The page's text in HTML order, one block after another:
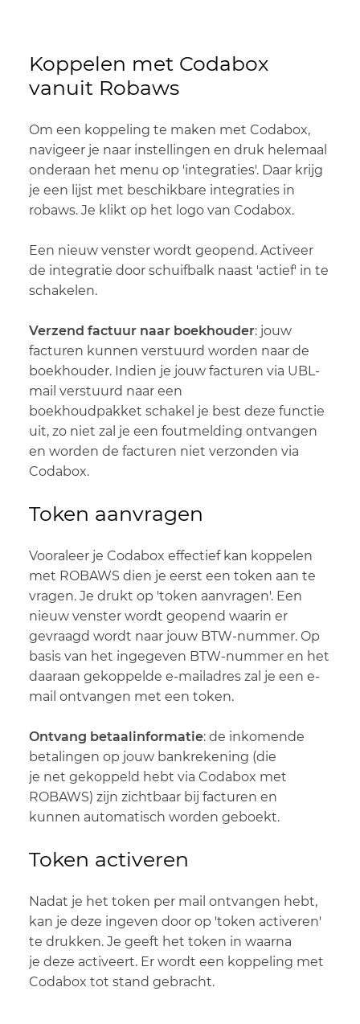
Koppelen met Codabox
vanuit Robaws
Om een koppeling te maken met Codabox,
navigeer je naar instellingen en druk helemaal
onderaan het menu op 'integraties'. Daar krijg
je een lijst met beschikbare integraties in
robaws. Je klikt op het logo van Codabox.
Een nieuw venster wordt geopend. Activeer
de integratie door schuifbalk naast 'actief' in te
schakelen.
Verzend factuur naar boekhouder: jouw
facturen kunnen verstuurd worden naar de
boekhouder. Indien je jouw facturen via UBL-
mail verstuurd naar een
boekhoudpakket schakel je best deze functie
uit, zo niet zal je een foutmelding ontvangen
en worden de facturen niet verzonden via
Codabox.
Token aanvragen
Vooraleer je Codabox effectief kan koppelen
met ROBAWS dien je eerst een token aan te
vragen. Je drukt op 'token aanvragen'. Een
nieuw venster wordt geopend waarin er
gevraagd wordt naar jouw BTW-nummer. Op
basis van het ingegeven BTW-nummer en het
daaraan gekoppelde e-mailadres zal je een e-
mail ontvangen met een token.
​Ontvang betaalinformatie: de inkomende
betalingen op jouw bankrekening (die
je net gekoppeld hebt via Codabox met
ROBAWS) zijn zichtbaar bij facturen en
kunnen automatisch worden geboekt.
Token activeren
Nadat je het token per mail ontvangen hebt,
kan je deze ingeven door op 'token activeren'
te drukken. Je geeft het token in waarna
je deze activeert. Er wordt een koppeling met
Codabox tot stand gebracht.